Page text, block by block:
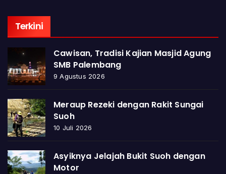
Terkini
Cawisan, Tradisi Kajian Masjid Agung
SMB Palembang
9 Agustus 2026
Meraup Rezeki dengan Rakit Sungai
Suoh
10 Juli 2026
Asyiknya Jelajah Bukit Suoh dengan
Motor